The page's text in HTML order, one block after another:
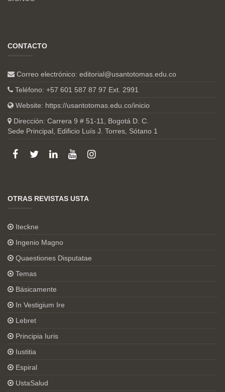
CONTACTO
Correo electrónico: editorial@usantotomas.edu.co
Teléfono: +57 601 587 87 97 Ext. 2991
Website: https://usantotomas.edu.co/inicio
Dirección: Carrera 9 # 51-11, Bogotá D. C.
Sede Principal, Edificio Luís J. Torres, Sótano 1
OTRAS REVISTAS USTA
Iteckne
Ingenio Magno
Quaestiones Disputatae
Temas
Básicamente
In Vestigium Ire
Lebret
Principia Iuris
Iustitia
Espiral
UstaSalud